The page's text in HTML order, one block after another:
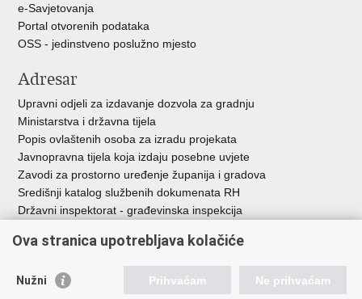
e-Savjetovanja
Portal otvorenih podataka
OSS - jedinstveno poslužno mjesto
Adresar
Upravni odjeli za izdavanje dozvola za gradnju
Ministarstva i državna tijela
Popis ovlaštenih osoba za izradu projekata
Javnopravna tijela koja izdaju posebne uvjete
Zavodi za prostorno uređenje županija i gradova
Središnji katalog službenih dokumenata RH
Državni inspektorat - građevinska inspekcija
Vlada Republike Hrvatske
Ova stranica upotrebljava kolačiće
Nužni Prihvaćam Ne prihvaćam